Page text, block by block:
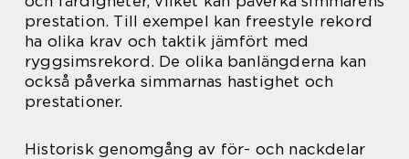
prestation. Till exempel kan freestyle rekord
ha olika krav och taktik jämfört med
ryggsimsrekord. De olika banlängderna kan
också påverka simmarnas hastighet och
prestationer.
Historisk genomgång av för- och nackdelar